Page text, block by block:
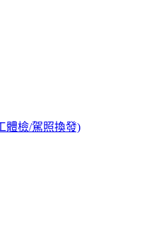
體檢/駕照換發)